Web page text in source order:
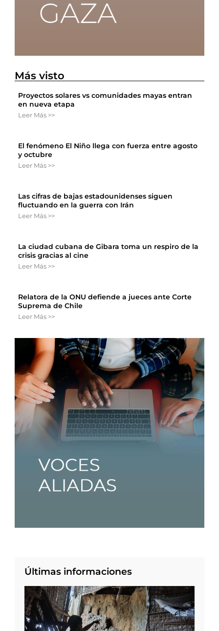
Más visto
Proyectos solares vs comunidades mayas entran
en nueva etapa
Leer Más >>
El fenómeno El Niño llega con fuerza entre agosto
y octubre
Leer Más >>
Las cifras de bajas estadounidenses siguen
fluctuando en la guerra con Irán
Leer Más >>
La ciudad cubana de Gibara toma un respiro de la
crisis gracias al cine
Leer Más >>
Relatora de la ONU defiende a jueces ante Corte
Suprema de Chile
Leer Más >>
Últimas informaciones